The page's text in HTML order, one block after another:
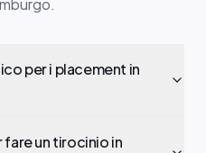
per i placement in
fare un tirocinio in